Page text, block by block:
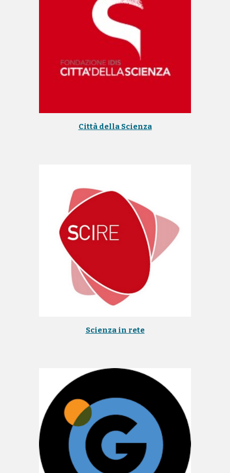
Città della Scienza
Scienza in rete